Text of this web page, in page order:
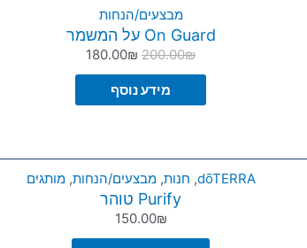
מבצעים/הנחות
On Guard על המשמר
200.00₪
180.00₪
מידע נוסף
dōTERRA
, חנות,מבצעים/הנחות,מותגים
Purify טוהר
150.00₪